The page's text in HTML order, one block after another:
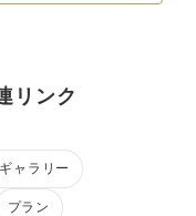
リンク
ャラリー
プラン